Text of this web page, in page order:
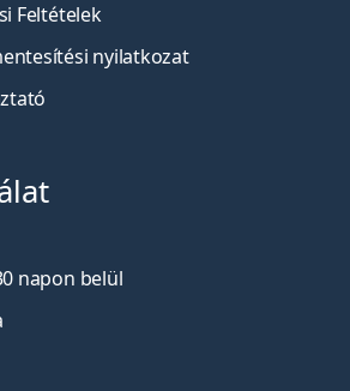
Feltételek
nyilatkozat
napon belül